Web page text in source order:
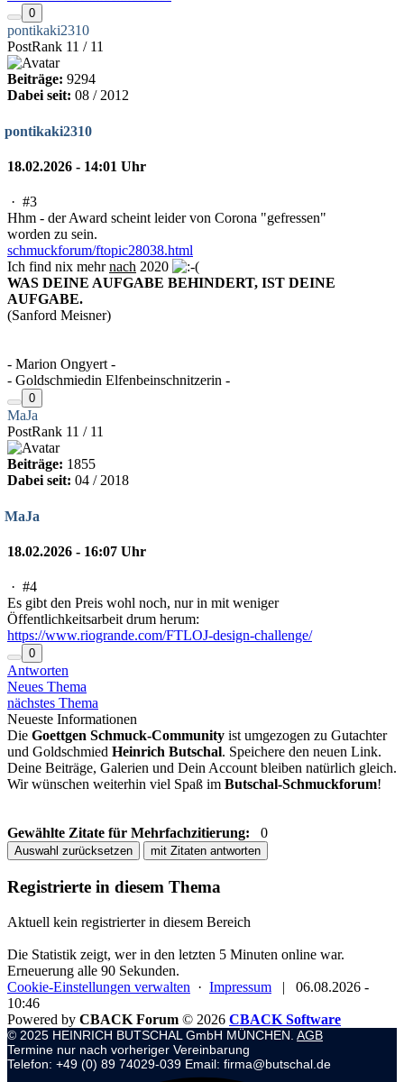
0
pontikaki2310
PostRank 11 / 11
Beiträge: 9294
Dabei seit: 08 / 2012
pontikaki2310
18.02.2026 - 14:01 Uhr
· #3
Hhm - der Award scheint leider von Corona "gefressen"
worden zu sein.
schmuckforum/ftopic28038.html
Ich find nix mehrnach 2020
WAS DEINE AUFGABE BEHINDERT, IST DEINE
AUFGABE.
(Sanford Meisner)
- Marion Ongyert -
- Goldschmiedin Elfenbeinschnitzerin -
0
MaJa
PostRank 11 / 11
Beiträge: 1855
Dabei seit: 04 / 2018
MaJa
18.02.2026 - 16:07 Uhr
· #4
Es gibt den Preis wohl noch, nur in mit weniger
Öffentlichkeitsarbeit drum herum:
https://www.riogrande.com/FTLOJ-design-challenge/
0
Antworten
Neues Thema
nächstes Thema
Neueste Informationen
Die Goettgen Schmuck-Community ist umgezogen zu Gutachter
und Goldschmied Heinrich Butschal. Speichere den neuen Link.
Deine Beiträge, Galerien und Dein Account bleiben natürlich gleich.
Wir wünschen weiterhin viel Spaß im Butschal-Schmuckforum!
Gewählte Zitate für Mehrfachzitierung: 0
Auswahl zurücksetzen mit Zitaten antworten
Registrierte in diesem Thema
Aktuell kein registrierter in diesem Bereich
Die Statistik zeigt, wer in den letzten 5 Minuten online war.
Erneuerung alle 90 Sekunden.
Cookie-Einstellungen verwalten · Impressum |
06.08.2026 -
10:46
Powered by CBACK Forum © 2026 CBACK Software
© 2025 HEINRICH BUTSCHAL GmbH MÜNCHEN. AGB
Termine nur nach vorheriger Vereinbarung
Telefon: +49 (0) 89 74029-039 Email: firma@butschal.de